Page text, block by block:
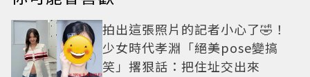
拍出這張照片的記者小心了🤣！
少女時代孝淵「絕美pose變搞
笑」撂狠話：把住址交出來